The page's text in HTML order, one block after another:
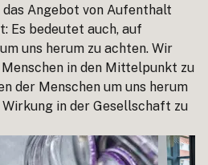
Angebot von Aufenthalt
Es bedeutet auch, auf
uns herum zu achten. Wir
in den Mittelpunkt zu
der Menschen um uns herum
in der Gesellschaft zu